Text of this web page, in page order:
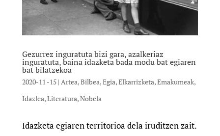
Gezurrez inguratuta bizi gara, azalkeriaz
inguratuta, baina idazketa bada modu bat egiaren
bat bilatzekoa
2020-11 -15| Artea,Bilbea,Egia,Elkarrizketa,Emakumeak,
Idazlea,Literatura,Nobela
Idazketa egiaren territorioa dela iruditzen zait.